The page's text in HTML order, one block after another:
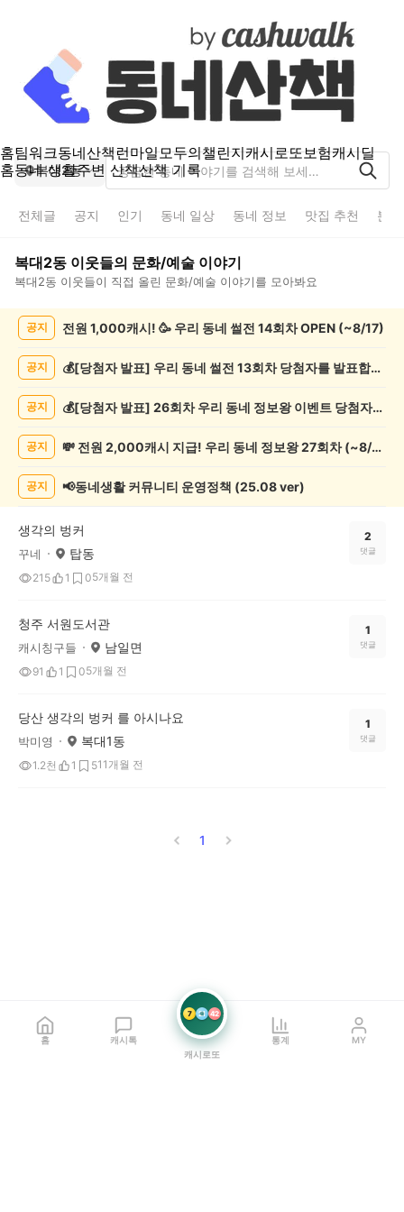
홈팀워크동네산책런마일모두의챌린지캐시로또보험캐시딜
홈동네 생활주변 산책산책 기록
복대2동
전체글 공지 인기 동네 일상 동네 정보 맛집 추천 분
복대2동 이웃들의 문화/예술 이야기
복대2동 이웃들이 직접 올린 문화/예술 이야기를 모아봐요
화/
목
공지 전원 1,000캐시! 🥳 우리 동네 썰전 14회차 OPEN (~8/17)
공지 💰[당첨자 발표] 우리 동네 썰전 13회차 당첨자를 발표합니다!
공지 💰[당첨자 발표] 26회차 우리 동네 정보왕 이벤트 당첨자를 발표합니다!
공지 💸 전원 2,000캐시 지급! 우리 동네 정보왕 27회차 (~8/10)
공지 📢동네생활 커뮤니티 운영정책 (25.08 ver)
생각의 벙커
꾸네 탑동
215 1 05개월 전
2
댓글
청주 서원도서관
캐시칭구들 남일면
91 1 05개월 전
1
댓글
당산 생각의 벙커 를 아시나요
박미영 복대1동
1.2천 1 511개월 전
1
댓글
1
홈 캐시톡
7 21 42
캐시로또
통계 MY